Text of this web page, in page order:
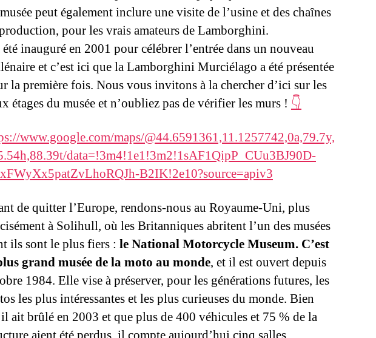
peut également inclure une visite de l’usine et des chaînes
pour les vrais amateurs de Lamborghini.
inauguré en 2001 pour célébrer l’entrée dans un nouveau
et c’est ici que la Lamborghini Murciélago a été présentée
la première fois. Nous vous invitons à la chercher d’ici sur les
étages du musée et n’oubliez pas de vérifier les murs ! 👇
www.google.com/maps/@44.6591361,11.1257742,0a,79.7y,
data=!3m4!1e1!3m2!1sAF1QipP_CUu3BJ90D-
B2IK!2e10?source=apiv3
de quitter l’Europe, rendons-nous au Royaume-Uni, plus
à Solihull, où les Britanniques abritent l’un des musées
ils sont le plus fiers : le National Motorcycle Museum. C’est
grand musée de la moto au monde, et il est ouvert depuis
1984. Elle vise à préserver, pour les générations futures, les
les plus intéressantes et les plus curieuses du monde. Bien
ait brûlé en 2003 et que plus de 400 véhicules et 75 % de la